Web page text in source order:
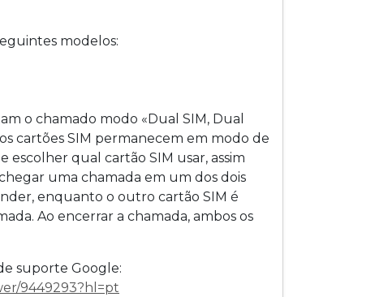
modelos:
o chamado modo «Dual SIM, Dual
cartões SIM permanecem em modo de
escolher qual cartão SIM usar, assim
uma chamada em um dos dois
enquanto o outro cartão SIM é
Ao encerrar a chamada, ambos os
suporte Google:
9449293?hl=pt